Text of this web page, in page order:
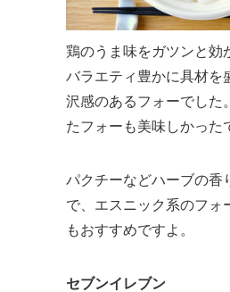
鶏のうま味をガツンと効
バラエティ豊かに具材を
沢感のあるフォーでした
たフォーも美味しかった
パクチーなどハーブの香
で、エスニック系のフォ
もおすすめですよ。
セブンイレブン